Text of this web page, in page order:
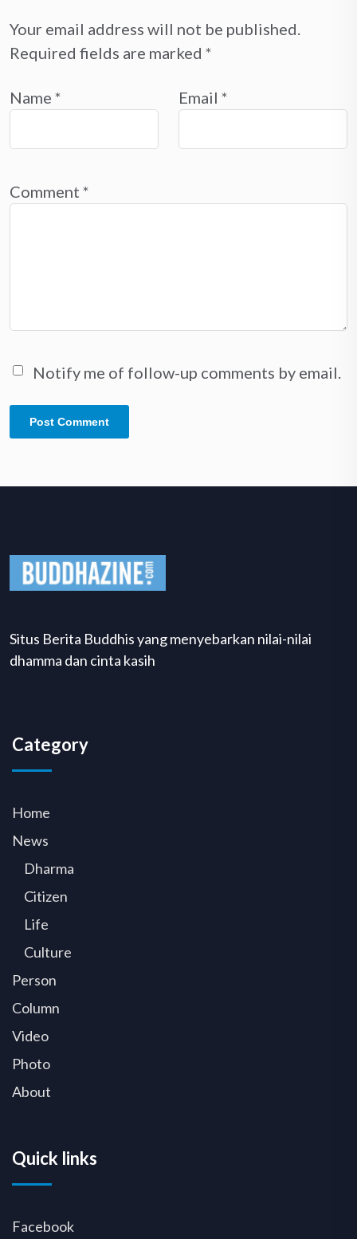
Your email address will not be published.
Required fields are marked *
Name * Email *
Comment *
Notify me of follow-up comments by email.
Situs Berita Buddhis yang menyebarkan nilai-nilai
dhamma dan cinta kasih
Category
Home
News
Dharma
Citizen
Life
Culture
Person
Column
Video
Photo
About
Quick links
Facebook